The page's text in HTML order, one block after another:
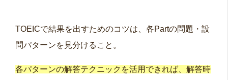
TOEICで結果を出すためのコツは、各Partの問題・設
問パターンを見分けること。
各パターンの解答テクニックを活用できれば、解答時